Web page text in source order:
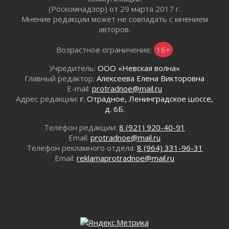
операторов БПЛА
02 августа 2026
В Ивангороде появилась «Избушка-
02 августа 2026
01 августа 2026
Лето катится с горки
01 августа 2026
В Ленобласти открылась экспозиция к 150-
01 августа 2026
Лето без гаджетов
01 августа 2026
В музей всей семьёй
(Роскомнадзор) от 29 марта 2017 г.
Мнение редакции может не совпадать с мнением
авторов.
Возрастное ограничение: 16+
Учредитель: ООО «Невская волна»
Главный редактор: Алексеева Елена Викторовна
E-mail: protradnoe@mail.ru
Адрес редакции: г. Отрадное, Ленинградское шоссе,
д. 6Б.
Телефон редакции: 8 (921) 920-40-91
Email: protradnoe@mail.ru
Телефон рекламного отдела: 8 (964) 331-96-31
Email: reklamaprotradnoe@mail.ru